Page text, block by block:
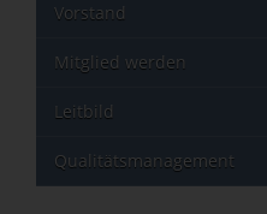
Vorstand
Mitglied werden
Leitbild
Qualitätsmanagement